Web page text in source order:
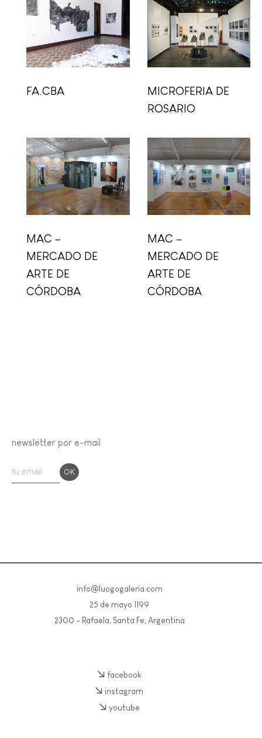
FA.CBA
MICROFERIA DE
ROSARIO
MAC –
MERCADO DE
ARTE DE
CÓRDOBA
MAC –
MERCADO DE
ARTE DE
CÓRDOBA
newsletter por e-mail
info@luogogaleria.com
25 de mayo 1199
2300 - Rafaela, Santa Fe, Argentina
facebook
instagram
youtube